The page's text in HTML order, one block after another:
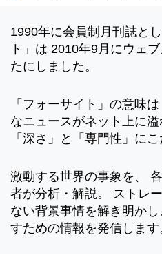
1990年に会員制月刊誌と
ト」は 2010年9月にウェ
たにしました。
「フォーサイト」の意味
なニュースがネット上に
「深さ」と「専門性」にこ
激動する世界の事象を、
者が分析・解説。 ストレ
ない背景事情を解き明か
すための情報を発信します